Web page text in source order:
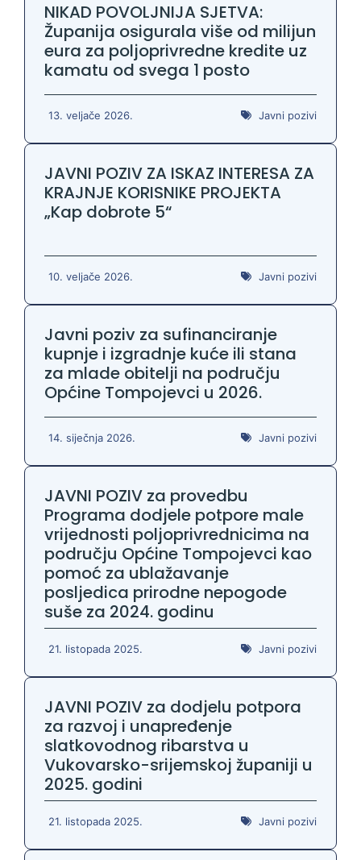
NIKAD POVOLJNIJA SJETVA:
Županija osigurala više od milijun
eura za poljoprivredne kredite uz
kamatu od svega 1 posto
13. veljače 2026. Javni pozivi
JAVNI POZIV ZA ISKAZ INTERESA ZA
KRAJNJE KORISNIKE PROJEKTA
„Kap dobrote 5“
10. veljače 2026. Javni pozivi
Javni poziv za sufinanciranje
kupnje i izgradnje kuće ili stana
za mlade obitelji na području
Općine Tompojevci u 2026.
14. siječnja 2026. Javni pozivi
JAVNI POZIV za provedbu
Programa dodjele potpore male
vrijednosti poljoprivrednicima na
području Općine Tompojevci kao
pomoć za ublažavanje
posljedica prirodne nepogode
suše za 2024. godinu
21. listopada 2025. Javni pozivi
JAVNI POZIV za dodjelu potpora
za razvoj i unapređenje
slatkovodnog ribarstva u
Vukovarsko-srijemskoj županiji u
2025. godini
21. listopada 2025. Javni pozivi